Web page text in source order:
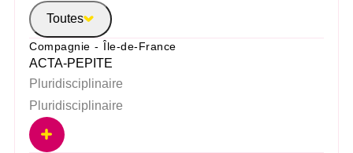
Toutes
Compagnie - Île-de-France
ACTA-PEPITE
Pluridisciplinaire
Pluridisciplinaire